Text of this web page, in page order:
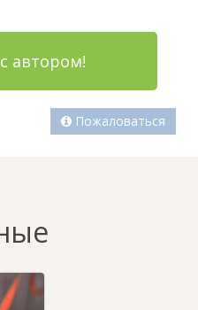
автором!
Пожаловаться